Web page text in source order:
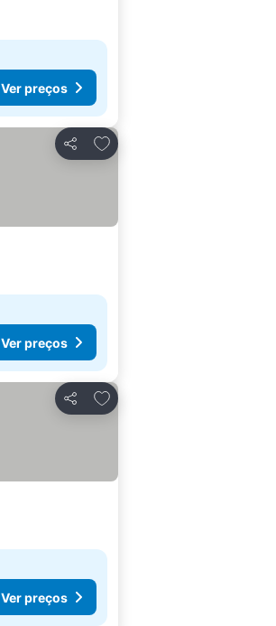
Ver preços
Partilhar
Adicionar aos favoritos
Ver preços
Partilhar
Adicionar aos favoritos
Ver preços